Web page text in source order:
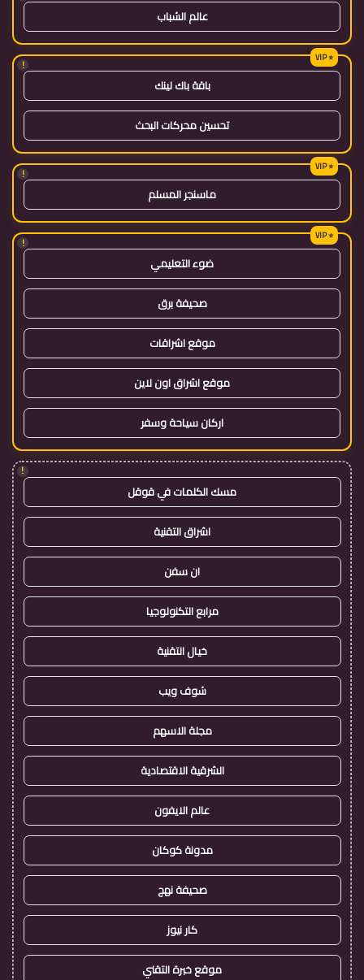
عالم الشباب
!
باقة باك لينك
تحسين محركات البحث
!
ماسنجر المسلم
!
ضوء التعليمي
صحيفة برق
موقع اشراقات
موقع اشراق اون لاين
اركان سياحة وسفر
!
مسك الكلمات في قوقل
اشراق التقنية
ان سفن
مرابع التكنولوجيا
خيال التقنية
شوف ويب
مجلة الاسهم
الشرقية الاقتصادية
عالم الايفون
مدونة كوكان
صحيفة نهج
كار نيوز
موقع خبرة التقني